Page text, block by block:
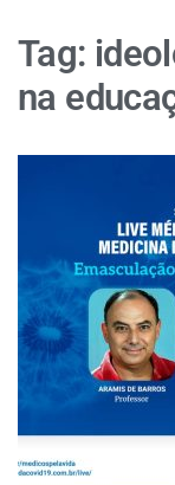
Tag:
na